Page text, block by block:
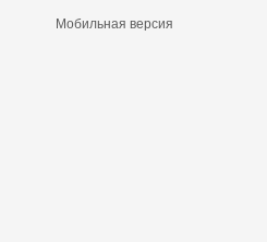
Мобильная версия